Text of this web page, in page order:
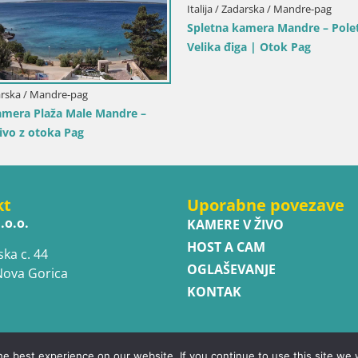
Gallura
– Pogled
Spletna kamera Piscina Rei – Pogled v
c. 44
Gorica
Uporabne povezave
KAMERE V ŽIVO
HOST A CAM
OGLAŠEVANJE
KONTAK